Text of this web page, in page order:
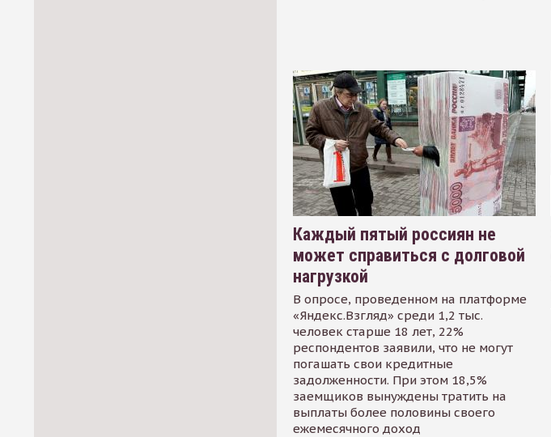
Каждый пятый россиян не
может справиться с долговой
нагрузкой
В опросе, проведенном на платформе
«Яндекс.Взгляд» среди 1,2 тыс.
человек старше 18 лет, 22%
респондентов заявили, что не могут
погашать свои кредитные
задолженности. При этом 18,5%
заемщиков вынуждены тратить на
выплаты более половины своего
ежемесячного доход